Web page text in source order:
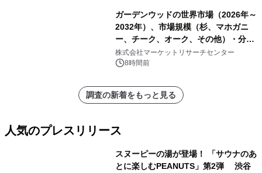
ガーデンウッドの世界市場（2026年～
2032年）、市場規模（杉、マホガニ
ー、チーク、オーク、その他）・分析
レポートを発表
株式会社マーケットリサーチセンター
8時間前
調査の新着をもっと見る
人気のプレスリリース
スヌーピーの湯が登場！ 「サウナのあ
とに楽しむPEANUTS」第2弾 渋谷